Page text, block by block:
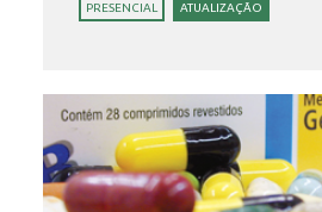
PRESENCIAL ATUALIZAÇÃO